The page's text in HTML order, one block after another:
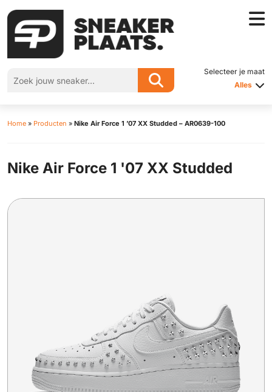
Selecteer je maat
Alles
Home » Producten » Nike Air Force 1 ’07 XX Studded – AR0639-100
Nike Air Force 1 '07 XX Studded